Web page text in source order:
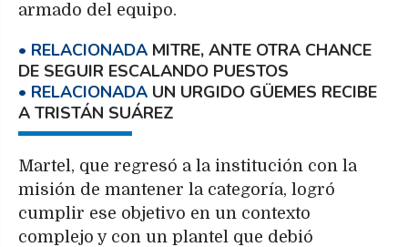
armado del equipo.
MITRE, ANTE OTRA CHANCE
DE SEGUIR ESCALANDO PUESTOS
UN URGIDO GÜEMES RECIBE
A TRISTÁN SUÁREZ
Martel, que regresó a la institución con la
misión de mantener la categoría, logró
cumplir ese objetivo en un contexto
complejo y con un plantel que debió